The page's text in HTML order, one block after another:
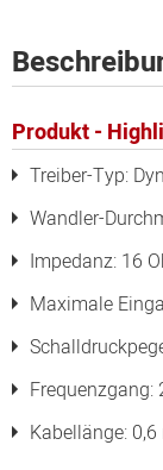
Produkt -
Treiber-Typ:
Wandler-
Impedanz: 16
Maximale
Frequenzgang:
Kabellänge: 0,6